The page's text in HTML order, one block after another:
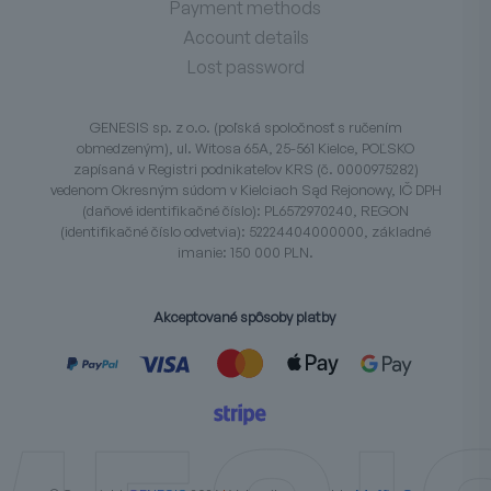
Payment methods
Account details
Lost password
GENESIS sp. z o.o. (poľská spoločnosť s ručením
obmedzeným), ul. Witosa 65A, 25-561 Kielce, POĽSKO
zapísaná v Registri podnikateľov KRS (č. 0000975282)
vedenom Okresným súdom v Kielciach Sąd Rejonowy, IČ DPH
(daňové identifikačné číslo): PL6572970240, REGON
(identifikačné číslo odvetvia): 52224404000000, základné
imanie: 150 000 PLN.
Akceptované spôsoby platby